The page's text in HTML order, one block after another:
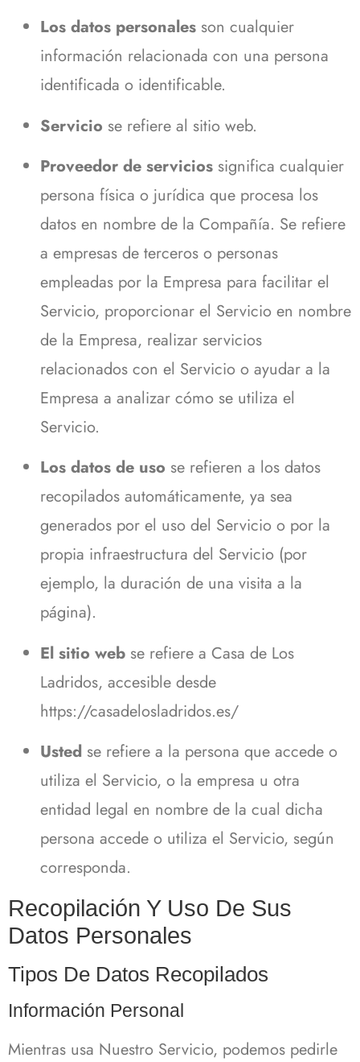
Los datos personales son cualquier
información relacionada con una persona
identificada o identificable.
Servicio se refiere al sitio web.
Proveedor de servicios significa cualquier
persona física o jurídica que procesa los
datos en nombre de la Compañía. Se refiere
a empresas de terceros o personas
empleadas por la Empresa para facilitar el
Servicio, proporcionar el Servicio en nombre
de la Empresa, realizar servicios
relacionados con el Servicio o ayudar a la
Empresa a analizar cómo se utiliza el
Servicio.
Los datos de uso se refieren a los datos
recopilados automáticamente, ya sea
generados por el uso del Servicio o por la
propia infraestructura del Servicio (por
ejemplo, la duración de una visita a la
página).
El sitio web se refiere a Casa de Los
Ladridos, accesible desde
https://casadelosladridos.es/
Usted se refiere a la persona que accede o
utiliza el Servicio, o la empresa u otra
entidad legal en nombre de la cual dicha
persona accede o utiliza el Servicio, según
corresponda.
Recopilación Y Uso De Sus
Datos Personales
Tipos De Datos Recopilados
Información Personal
Mientras usa Nuestro Servicio, podemos pedirle